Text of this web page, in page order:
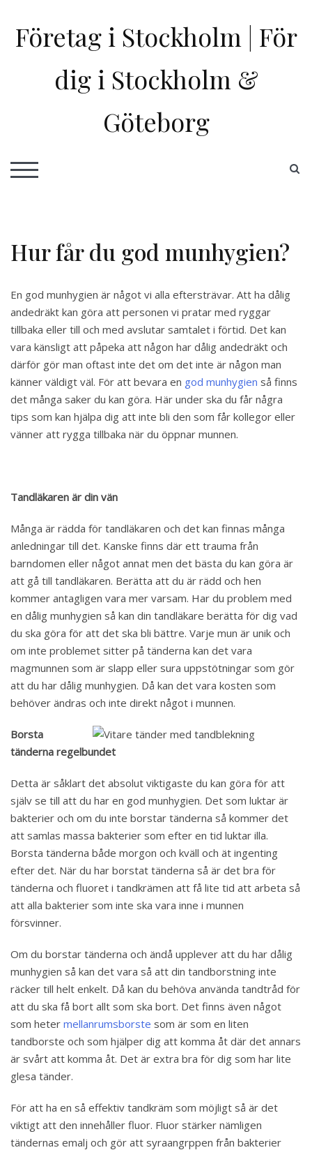
content
Företag i Stockholm | För
dig i Stockholm &
Göteborg
TOGGLE MOBILE MENU
Hur får du god munhygien?
En god munhygien är något vi alla eftersträvar. Att ha dålig
andedräkt kan göra att personen vi pratar med ryggar
tillbaka eller till och med avslutar samtalet i förtid. Det kan
vara känsligt att påpeka att någon har dålig andedräkt och
därför gör man oftast inte det om det inte är någon man
känner väldigt väl. För att bevara en god munhygien så finns
det många saker du kan göra. Här under ska du får några
tips som kan hjälpa dig att inte bli den som får kollegor eller
vänner att rygga tillbaka när du öppnar munnen.
Tandläkaren är din vän
Många är rädda för tandläkaren och det kan finnas många
anledningar till det. Kanske finns där ett trauma från
barndomen eller något annat men det bästa du kan göra är
att gå till tandläkaren. Berätta att du är rädd och hen
kommer antagligen vara mer varsam. Har du problem med
en dålig munhygien så kan din tandläkare berätta för dig vad
du ska göra för att det ska bli bättre. Varje mun är unik och
om inte problemet sitter på tänderna kan det vara
magmunnen som är slapp eller sura uppstötningar som gör
att du har dålig munhygien. Då kan det vara kosten som
behöver ändras och inte direkt något i munnen.
Borsta
tänderna regelbundet
Detta är såklart det absolut viktigaste du kan göra för att
själv se till att du har en god munhygien. Det som luktar är
bakterier och om du inte borstar tänderna så kommer det
att samlas massa bakterier som efter en tid luktar illa.
Borsta tänderna både morgon och kväll och ät ingenting
efter det. När du har borstat tänderna så är det bra för
tänderna och fluoret i tandkrämen att få lite tid att arbeta så
att alla bakterier som inte ska vara inne i munnen
försvinner.
Om du borstar tänderna och ändå upplever att du har dålig
munhygien så kan det vara så att din tandborstning inte
räcker till helt enkelt. Då kan du behöva använda tandtråd för
att du ska få bort allt som ska bort. Det finns även något
som heter mellanrumsborste som är som en liten
tandborste och som hjälper dig att komma åt där det annars
är svårt att komma åt. Det är extra bra för dig som har lite
glesa tänder.
För att ha en så effektiv tandkräm som möjligt så är det
viktigt att den innehåller fluor. Fluor stärker nämligen
tändernas emalj och gör att syraangrppen från bakterier